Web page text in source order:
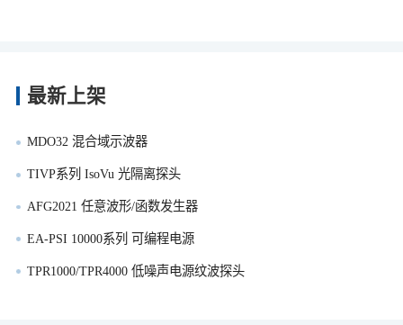
最新上架
MDO32 混合域示波器
TIVP系列 IsoVu 光隔离探头
AFG2021 任意波形/函数发生器
EA-PSI 10000系列 可编程电源
TPR1000/TPR4000 低噪声电源纹波探头